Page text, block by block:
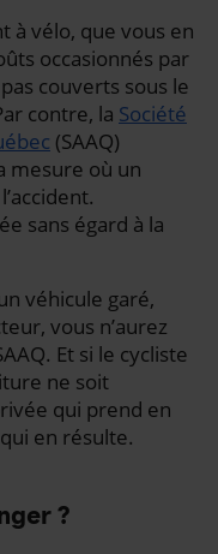
à vélo, que vous en
occasionnés par
couverts sous le
contre, la Société
(SAAQ)
mesure où un
sans égard à la
véhicule garé,
vous n’aurez
Et si le cycliste
ne soit
qui prend en
en résulte.
?